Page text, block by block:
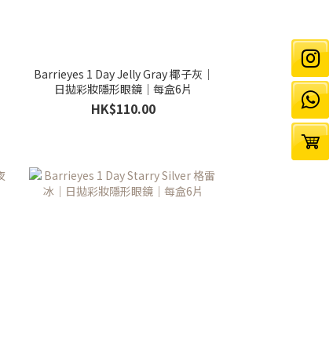
Barrieyes 1 Day Jelly Gray 椰子灰｜
日拋彩妝隱形眼鏡｜每盒6片
HK$110.00